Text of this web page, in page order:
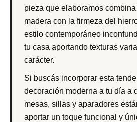
pieza que elaboramos
madera con la firmeza del
estilo contemporáneo
tu casa aportando texturas
carácter.
Si buscás incorporar esta
decoración moderna a tu día a
mesas, sillas y aparadores
aportar un toque funcional y